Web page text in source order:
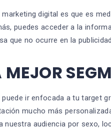
digital es que es
puedes acceder a la
que no ocurre en la
MEJOR
ir enfocada a tu target
mucho más
audiencia por sexo,